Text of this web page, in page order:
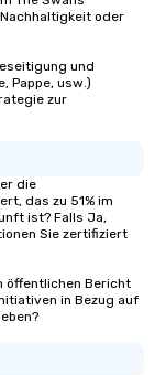
oder
und
Pappe, usw.)
zur
die
das zu 51% im
ist? Falls Ja,
Sie zertifiziert
öffentlichen Bericht
in Bezug auf